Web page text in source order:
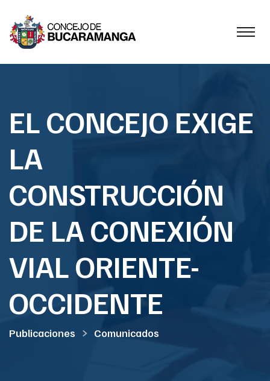
EL CONCEJO EXIGE
LA
CONSTRUCCIÓN
DE LA CONEXIÓN
VIAL ORIENTE-
OCCIDENTE
Publicaciones Comunicados